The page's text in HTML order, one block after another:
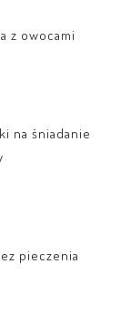
z owocami
na śniadanie
pieczenia